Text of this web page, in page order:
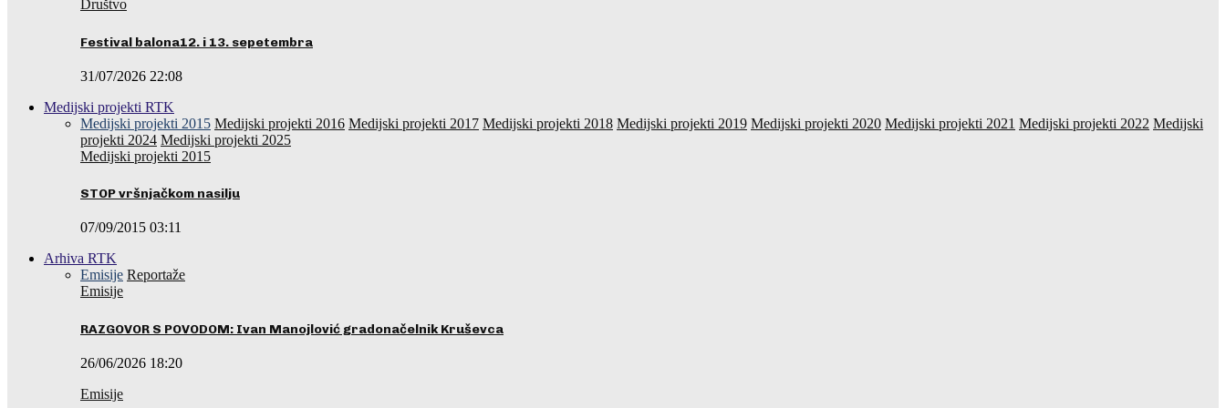
Društvo
Festival balona12. i 13. sepetembra
31/07/2026 22:08
Medijski projekti RTK
Medijski projekti 2015 Medijski projekti 2016 Medijski projekti 2017 Medijski projekti 2018 Medijski projekti 2019 Medijski projekti 2020 Medijski projekti 2021 Medijski projekti 2022 Medijski
projekti 2024 Medijski projekti 2025
Medijski projekti 2015
STOP vršnjačkom nasilju
07/09/2015 03:11
Arhiva RTK
Emisije Reportaže
Emisije
RAZGOVOR S POVODOM: Ivan Manojlović gradonačelnik Kruševca
26/06/2026 18:20
Emisije